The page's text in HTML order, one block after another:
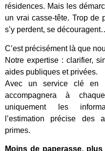
résidences. Mais les
un vrai casse-tête. Trop de
s’y perdent, se
C’est précisément là que
Notre expertise : clarifier,
aides publiques et privées.
Avec un service clé en
accompagnera à
uniquement les
l’estimation précise des
primes.
Moins de paperasse,